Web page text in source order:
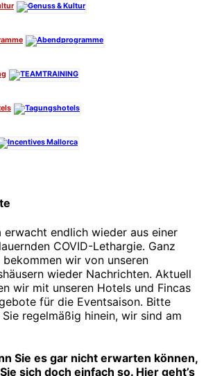
erwacht endlich wieder aus einer
COVID-Lethargie. Ganz
bekommen wir von unseren
wieder Nachrichten. Aktuell
wir mit unseren Hotels und Fincas
für die Eventsaison. Bitte
Sie regelmäßig hinein, wir sind am
Sie es gar nicht erwarten können,
sich doch einfach so. Hier geht’s